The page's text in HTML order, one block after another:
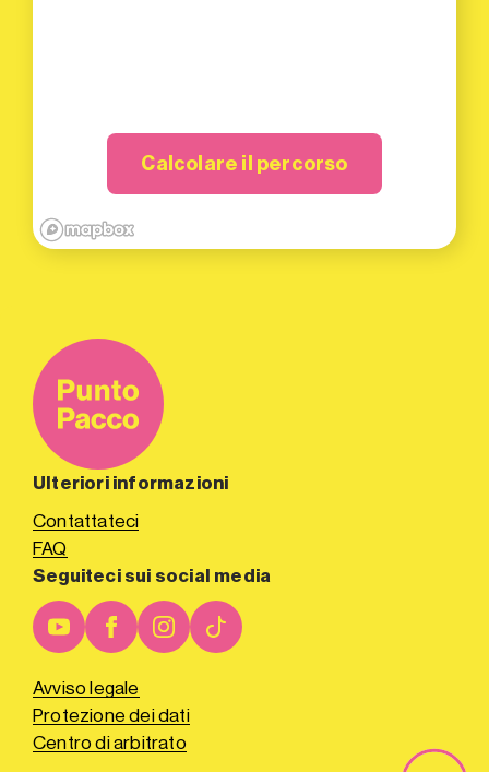
Calcolare il percorso
Ulteriori informazioni
Contattateci
FAQ
Seguiteci sui social media
Avviso legale
Protezione dei dati
Centro di arbitrato